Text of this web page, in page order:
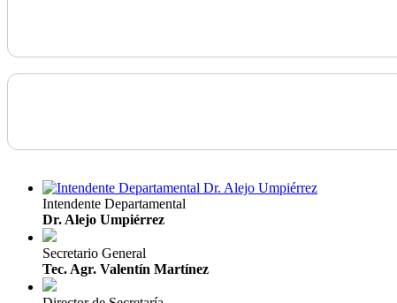
Intendente Departamental
Dr. Alejo Umpiérrez
Secretario General
Tec. Agr. Valentín Martínez